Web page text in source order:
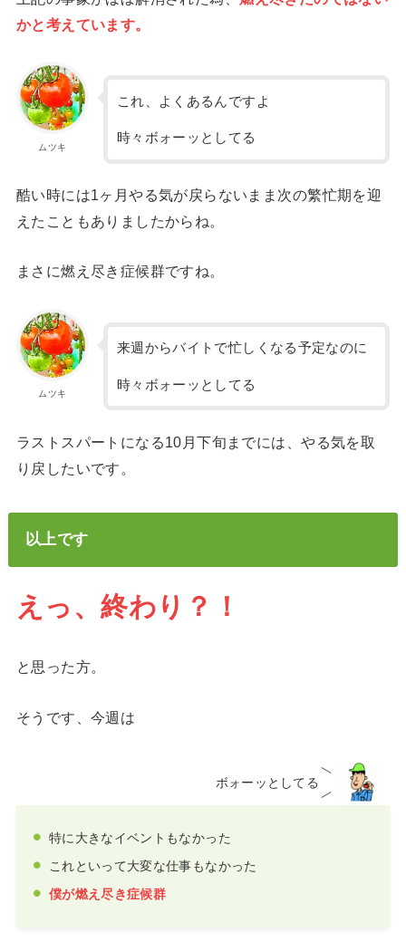
かと考えています。
ムツキ
これ、よくあるんですよ
時々ボォーッとしてる
酷い時には1ヶ月やる気が戻らないまま次の繁忙期を迎
えたこともありましたからね。
まさに燃え尽き症候群ですね。
ムツキ
来週からバイトで忙しくなる予定なのに
時々ボォーッとしてる
ラストスパートになる10月下旬までには、やる気を取
り戻したいです。
以上です
えっ、終わり？！
と思った方。
そうです、今週は
ボォーッとしてる
特に大きなイベントもなかった
これといって大変な仕事もなかった
僕が燃え尽き症候群